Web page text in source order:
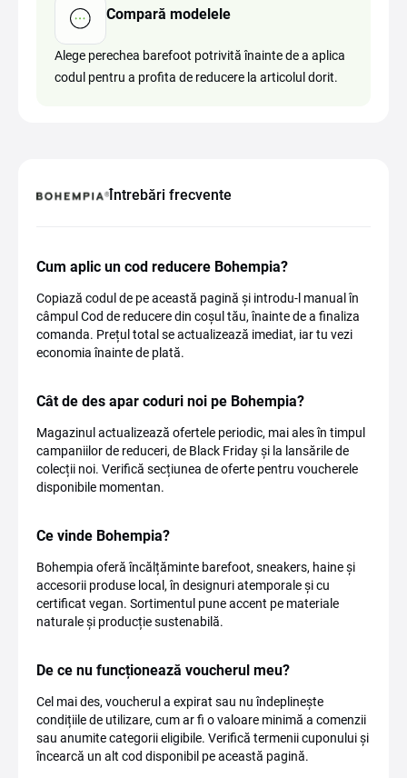
Compară modelele
Alege perechea barefoot potrivită înainte de a aplica
codul pentru a profita de reducere la articolul dorit.
Întrebări frecvente
Cum aplic un cod reducere Bohempia?
Copiază codul de pe această pagină și introdu-l manual în
câmpul Cod de reducere din coșul tău, înainte de a finaliza
comanda. Prețul total se actualizează imediat, iar tu vezi
economia înainte de plată.
Cât de des apar coduri noi pe Bohempia?
Magazinul actualizează ofertele periodic, mai ales în timpul
campaniilor de reduceri, de Black Friday și la lansările de
colecții noi. Verifică secțiunea de oferte pentru voucherele
disponibile momentan.
Ce vinde Bohempia?
Bohempia oferă încălțăminte barefoot, sneakers, haine și
accesorii produse local, în designuri atemporale și cu
certificat vegan. Sortimentul pune accent pe materiale
naturale și producție sustenabilă.
De ce nu funcționează voucherul meu?
Cel mai des, voucherul a expirat sau nu îndeplinește
condițiile de utilizare, cum ar fi o valoare minimă a comenzii
sau anumite categorii eligibile. Verifică termenii cuponului și
încearcă un alt cod disponibil pe această pagină.